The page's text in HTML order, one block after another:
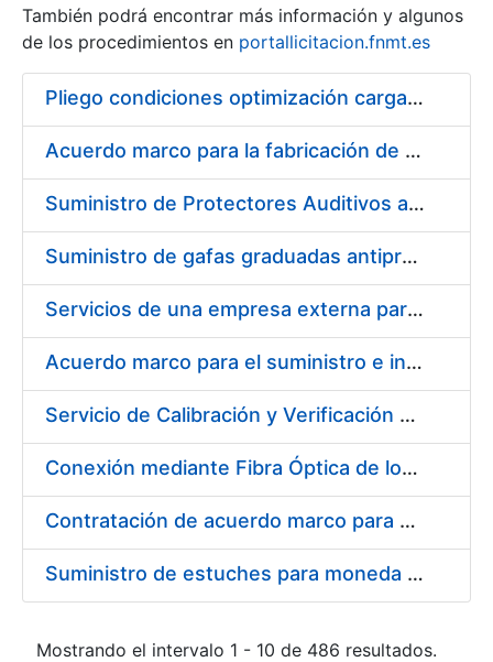
También podrá encontrar más información y algunos
de los procedimientos en portallicitacion.fnmt.es
Pliego condiciones optimización cargas compras firmado
Acuerdo marco para la fabricación de piezas
Suministro de Protectores Auditivos a medida para las personas trabajadoras de los Centros de Trabajo de Madrid y Burgos
Suministro de gafas graduadas antiproyecciones para los trabajadores de la FNMT-RCM en los centros de trabajo de Madrid y Burgos
Servicios de una empresa externa para el asesoramiento y resolución de los recursos de alzada que se presentan relacionados con procesos de selección para la FNMT-RCM
Acuerdo marco para el suministro e instalación de persianas, estores y otros complementos
Servicio de Calibración y Verificación Externa de los Equipos de Medición del Servicio de Prevención de la FNMT-RCM
Conexión mediante Fibra Óptica de los Centros de Proceso de Datos (CPDs) de las sedes de la FNMT-RCM de Burgos y Madrid
Contratación de acuerdo marco para el Suministro de Material de Electricidad para la Fábrica Nacional de Moneda y Timbre-Real Casa de la Moneda en su centro de trabajo de Burgos
Suministro de estuches para moneda de 30 €
Mostrando el intervalo 1 - 10 de 486 resultados.